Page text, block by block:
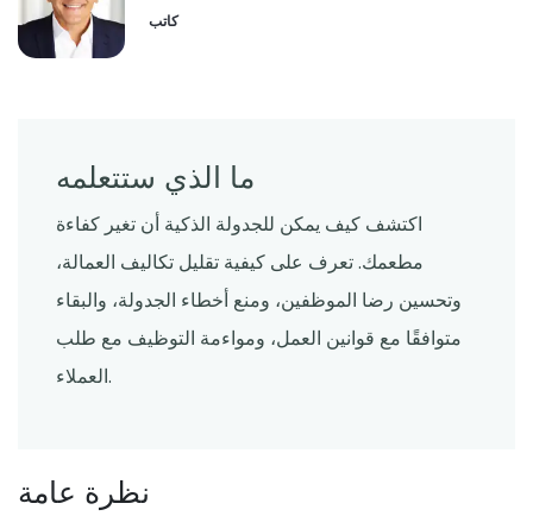
كاتب
ما الذي ستتعلمه
اكتشف كيف يمكن للجدولة الذكية أن تغير كفاءة
مطعمك. تعرف على كيفية تقليل تكاليف العمالة،
وتحسين رضا الموظفين، ومنع أخطاء الجدولة، والبقاء
متوافقًا مع قوانين العمل، ومواءمة التوظيف مع طلب
العملاء.
نظرة عامة